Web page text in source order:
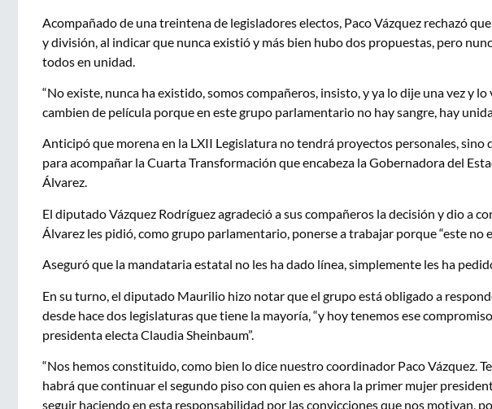
Acompañado de una treintena de legisladores electos, Paco Vázquez rechazó
y división, al indicar que nunca existió y más bien hubo dos propuestas, pero
todos en unidad.
“No existe, nunca ha existido, somos compañeros, insisto, y ya lo dije una vez y
cambien de película porque en este grupo parlamentario no hay sangre, hay
Anticipó que morena en la LXII Legislatura no tendrá proyectos personales, sino
para acompañar la Cuarta Transformación que encabeza la Gobernadora del
Álvarez.
El diputado Vázquez Rodríguez agradeció a sus compañeros la decisión y dio a
Álvarez les pidió, como grupo parlamentario, ponerse a trabajar porque “este no
Aseguró que la mandataria estatal no les ha dado línea, simplemente les ha
En su turno, el diputado Maurilio hizo notar que el grupo está obligado a
desde hace dos legislaturas que tiene la mayoría, “y hoy tenemos ese
presidenta electa Claudia Sheinbaum”.
“Nos hemos constituido, como bien lo dice nuestro coordinador Paco Vázquez.
habrá que continuar el segundo piso con quien es ahora la primer mujer
seguir haciendo en esta responsabilidad por las convicciones que nos motivan,